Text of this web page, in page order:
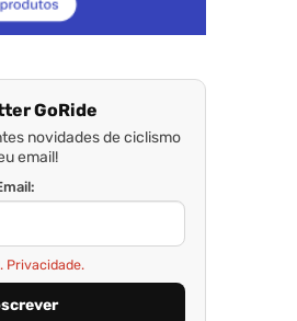
GoRide
novidades de ciclismo
email!
Privacidade.